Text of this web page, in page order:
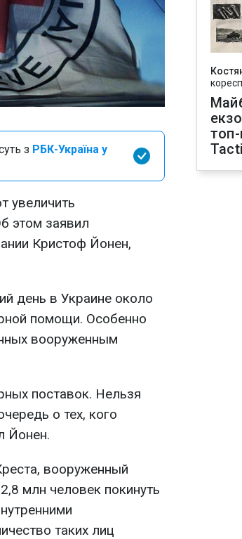
з РБК-Україна у
увеличить
этом заявил
Кристоф Йонен,
день в Украине около
помощи. Особенно
вооруженным
поставок. Нельзя
о тех, кого
Йонен.
вооруженный
млн человек покинуть
таких лиц